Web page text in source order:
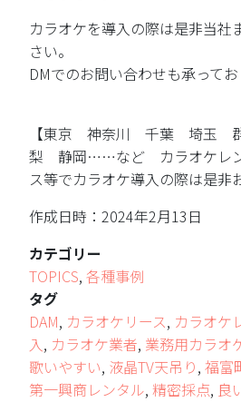
カラオケを導入の際は是非当社
さい。
DMでのお問い合わせも承ってお
【東京 神奈川 千葉 埼玉
梨 静岡……など カラオケレン
ス等でカラオケ導入の際は是非
作成日時：2024年2月13日
カテゴリー
TOPICS, 各種事例
タグ
DAM, カラオケリース, カラオケ
入, カラオケ業者, 業務用カラオ
歌いやすい, 液晶TV天吊り, 福富
第一興商レンタル, 精密採点, 良